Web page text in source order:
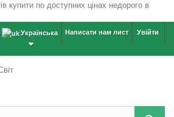
Увійти
Написати нам лист
Українська